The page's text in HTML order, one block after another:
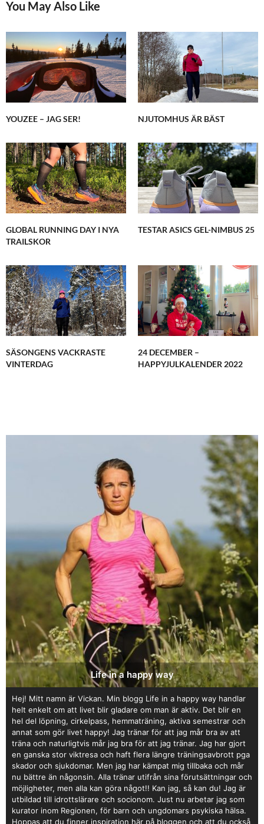
You May Also Like
YOUZEE – JAG SER! NJUTOMHUS ÄR BÄST
GLOBAL RUNNING DAY I NYA
TRAILSKOR
TESTAR ASICS GEL-NIMBUS 25
SÄSONGENS VACKRASTE
VINTERDAG
24 DECEMBER –
HAPPYJULKALENDER 2022
Life in a happy way
Hej! Mitt namn är Vickan. Min blogg Life in a happy way handlar
helt enkelt om att livet blir gladare om man är aktiv. Det blir en
hel del löpning, cirkelpass, hemmaträning, aktiva semestrar och
annat som gör livet happy! Jag tränar för att jag mår bra av att
träna och naturligtvis mår jag bra för att jag tränar. Jag har gjort
en ganska stor viktresa och haft flera längre träningsavbrott pga
skador och sjukdomar. Men jag har kämpat mig tillbaka och mår
nu bättre än någonsin. Alla tränar utifrån sina förutsättningar och
möjligheter, men alla kan göra något!! Kan jag, så kan du! Jag är
utbildad till idrottslärare och socionom. Just nu arbetar jag som
kurator inom Regionen, för barn och ungdomars psykiska hälsa.
Hoppas att du finner inspiration här på bloggen och att du också